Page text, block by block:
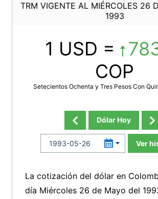
TRM VIGENTE AL MIÉRCOLES 26
1993
1 USD =
COP
Setecientos Ochenta y Tres Pesos Con
Dólar Hoy
Ver
La cotización del dólar en
día Miércoles 26 de Mayo del